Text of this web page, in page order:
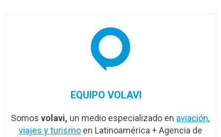
EQUIPO VOLAVI
Somosvolavi, un medio especializado en aviación,
viajes y turismoen Latinoamérica + Agencia de